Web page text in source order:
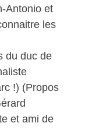
Antonio et
les
du duc de
!) (Propos
et ami de